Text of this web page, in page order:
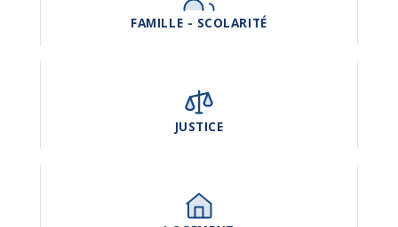
FAMILLE - SCOLARITÉ
JUSTICE